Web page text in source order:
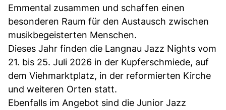
Emmental zusammen und schaffen einen
besonderen Raum für den Austausch zwischen
musikbegeisterten Menschen.
Dieses Jahr finden die Langnau Jazz Nights vom
21. bis 25. Juli 2026 in der Kupferschmiede, auf
dem Viehmarktplatz, in der reformierten Kirche
und weiteren Orten statt.
Ebenfalls im Angebot sind die Junior Jazz